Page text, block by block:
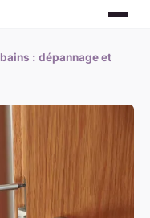
: dépannage et